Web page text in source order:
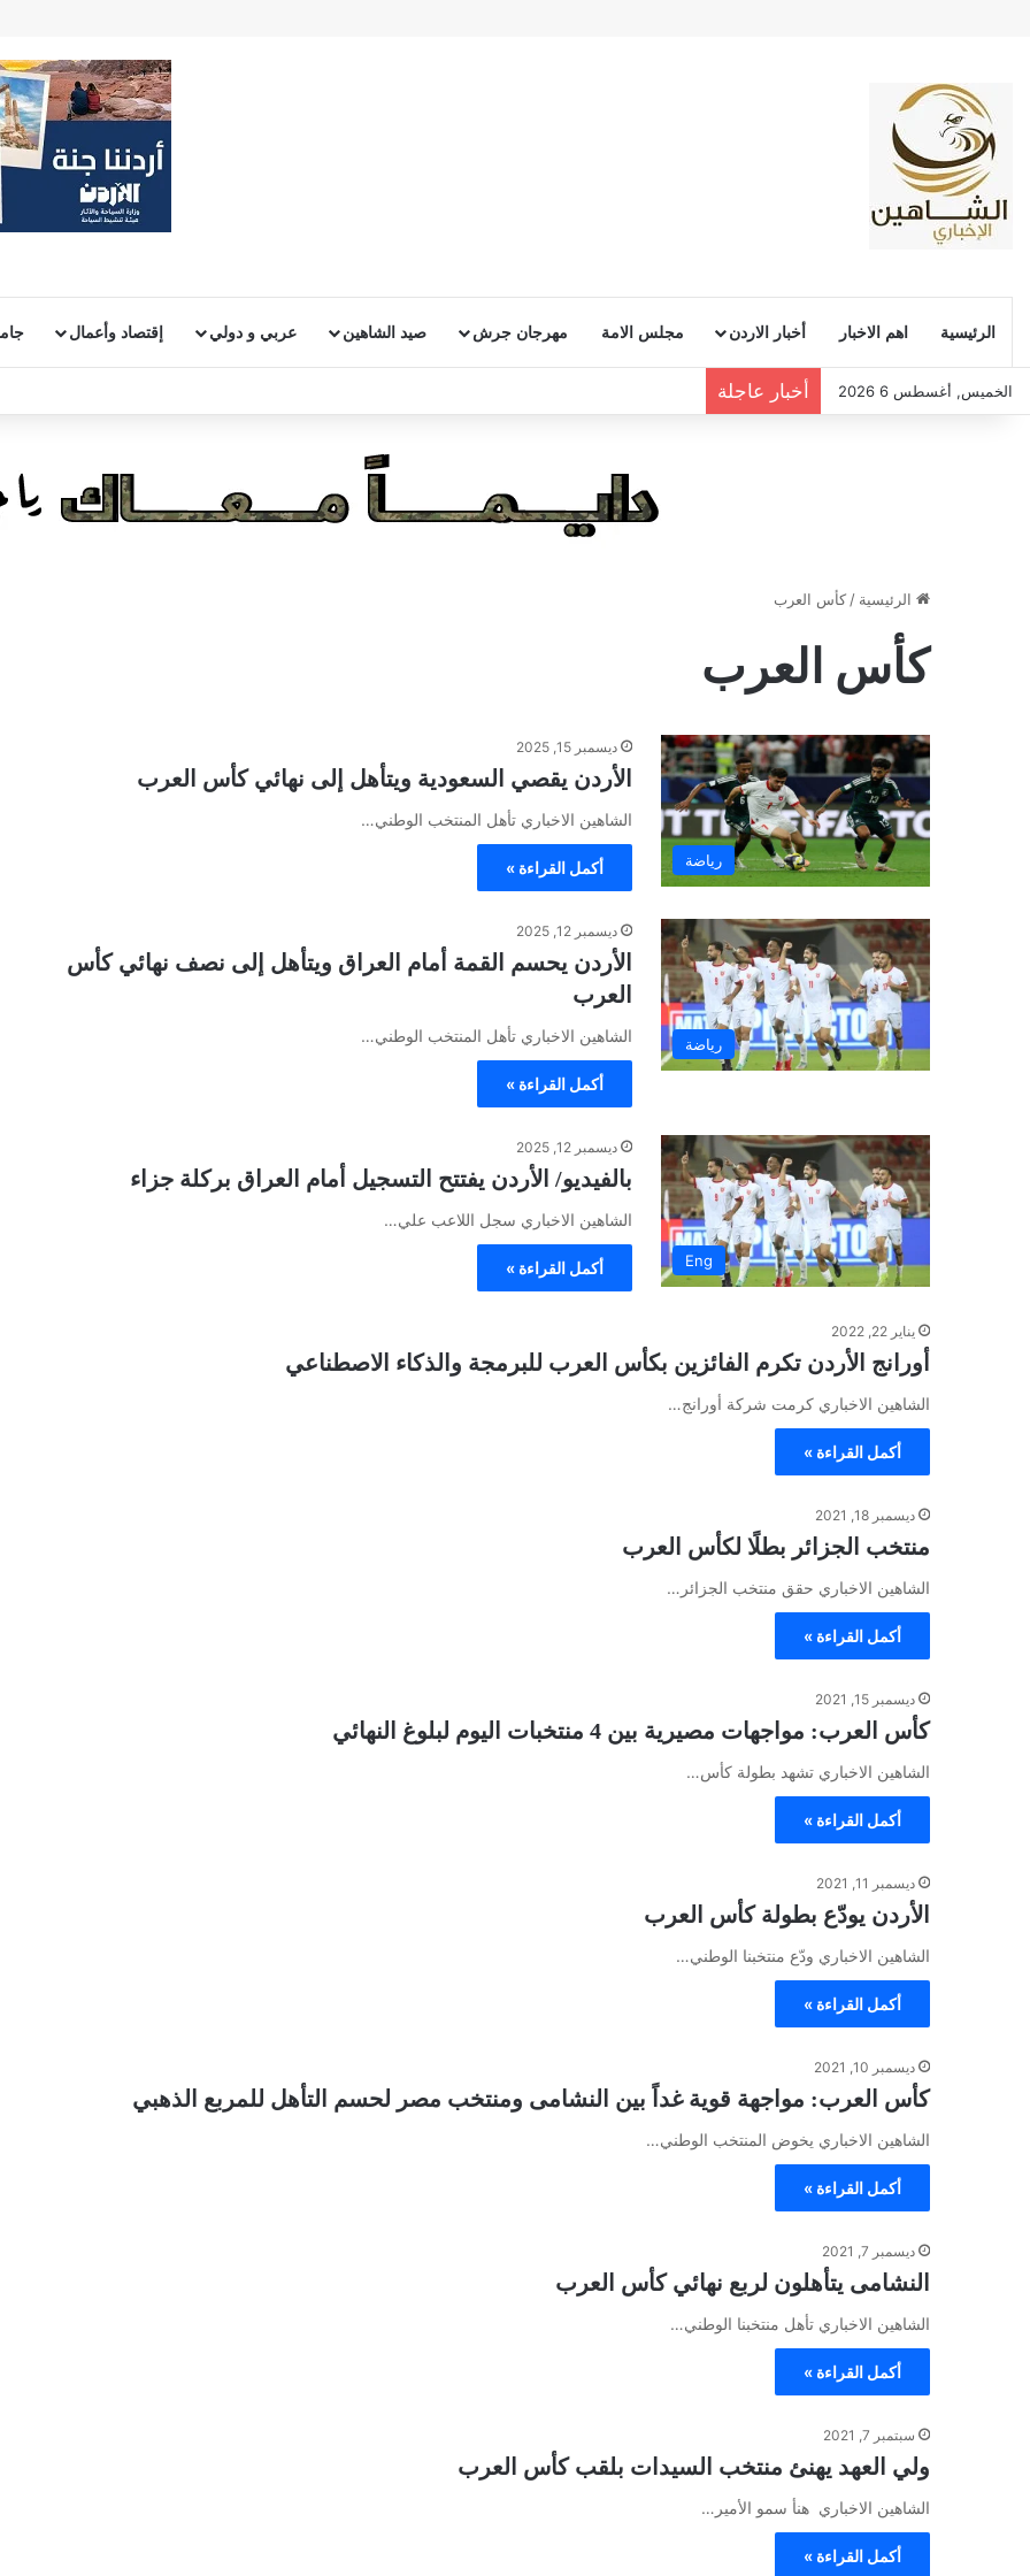
الرئيسية اهم الاخبار أخبار الاردن مجلس الامة مهرجان جرش صيد الشاهين عربي و دولي إقتصاد وأعمال
الخميس, أغسطس 6 2026 أخبار عاجلة
الرئيسية / كأس العرب
كأس العرب
رياضة
ديسمبر 15, 2025
الأردن يقصي السعودية ويتأهل إلى نهائي كأس العرب
الشاهين الاخباري تأهل المنتخب الوطني…
أكمل القراءة »
رياضة
ديسمبر 12, 2025
الأردن يحسم القمة أمام العراق ويتأهل إلى نصف نهائي كأس
العرب
الشاهين الاخباري تأهل المنتخب الوطني…
أكمل القراءة »
Eng
ديسمبر 12, 2025
بالفيديو/ الأردن يفتتح التسجيل أمام العراق بركلة جزاء
الشاهين الاخباري سجل اللاعب علي…
أكمل القراءة »
يناير 22, 2022
أورانج الأردن تكرم الفائزين بكأس العرب للبرمجة والذكاء الاصطناعي
الشاهين الاخباري كرمت شركة أورانج…
أكمل القراءة »
ديسمبر 18, 2021
منتخب الجزائر بطلًا لكأس العرب
الشاهين الاخباري حقق منتخب الجزائر…
أكمل القراءة »
ديسمبر 15, 2021
كأس العرب: مواجهات مصيرية بين 4 منتخبات اليوم لبلوغ النهائي
الشاهين الاخباري تشهد بطولة كأس…
أكمل القراءة »
ديسمبر 11, 2021
الأردن يودّع بطولة كأس العرب
الشاهين الاخباري ودّع منتخبنا الوطني…
أكمل القراءة »
ديسمبر 10, 2021
كأس العرب: مواجهة قوية غداً بين النشامى ومنتخب مصر لحسم التأهل للمربع الذهبي
الشاهين الاخباري يخوض المنتخب الوطني…
أكمل القراءة »
ديسمبر 7, 2021
النشامى يتأهلون لربع نهائي كأس العرب
الشاهين الاخباري تأهل منتخبنا الوطني…
أكمل القراءة »
سبتمبر 7, 2021
ولي العهد يهنئ منتخب السيدات بلقب كأس العرب
الشاهين الاخباري هنأ سمو الأمير…
أكمل القراءة »